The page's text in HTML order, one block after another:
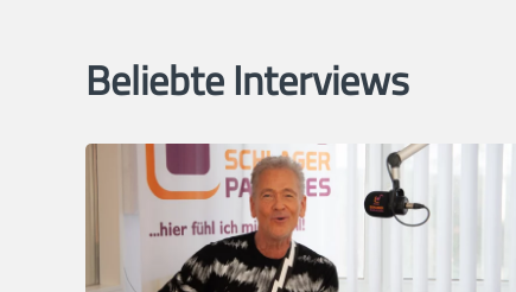
Beliebte Interviews